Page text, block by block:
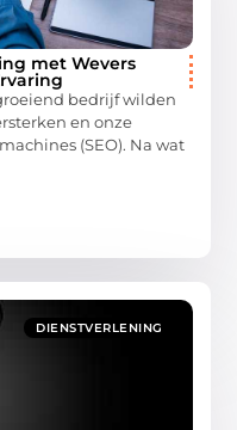
met Wevers
bedrijf wilden
en onze
(SEO). Na wat
DIENSTVERLENING